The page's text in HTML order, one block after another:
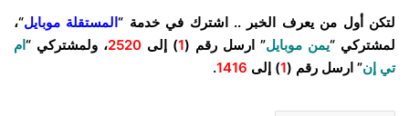
لتكن أول من يعرف الخبر .. اشترك في خدمة “المستقلة موبايل“،
لمشتركي “يمن موبايل” ارسل رقم (1) إلى 2520، ولمشتركي “ام
تي إن” ارسل رقم (1) إلى 1416
.